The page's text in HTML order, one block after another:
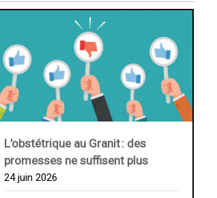
L’obstétrique au ­Granit : des
promesses ne suffisent plus
24 juin 2026